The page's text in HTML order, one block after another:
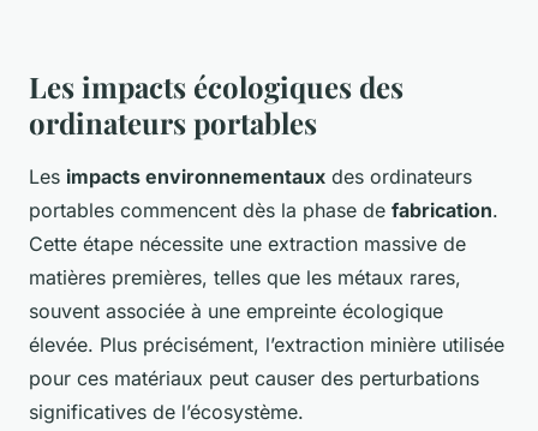
Les impacts écologiques des
ordinateurs portables
Les impacts environnementaux des ordinateurs
portables commencent dès la phase de fabrication.
Cette étape nécessite une extraction massive de
matières premières, telles que les métaux rares,
souvent associée à une empreinte écologique
élevée. Plus précisément, l’extraction minière utilisée
pour ces matériaux peut causer des perturbations
significatives de l’écosystème.